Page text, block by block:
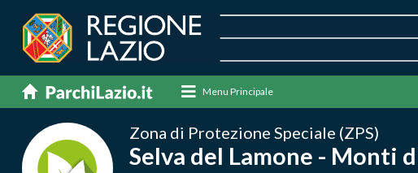
Menu Principale
Zona di Protezione Speciale (ZPS)
Selva del Lamone - Monti